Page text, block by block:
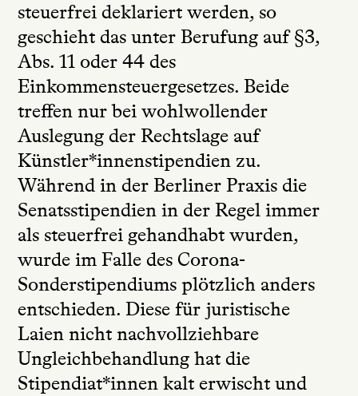
steuerfrei deklariert werden, so
geschieht das unter Berufung auf §3,
Abs. 11 oder 44 des
Einkommensteuergesetzes. Beide
treffen nur bei wohlwollender
Auslegung der Rechtslage auf
Künstler*innenstipendien zu.
Während in der Berliner Praxis die
Senatsstipendien in der Regel immer
als steuerfrei gehandhabt wurden,
wurde im Falle des Corona-
Sonderstipendiums plötzlich anders
entschieden. Diese für juristische
Laien nicht nachvollziehbare
Ungleichbehandlung hat die
Stipendiat*innen kalt erwischt und